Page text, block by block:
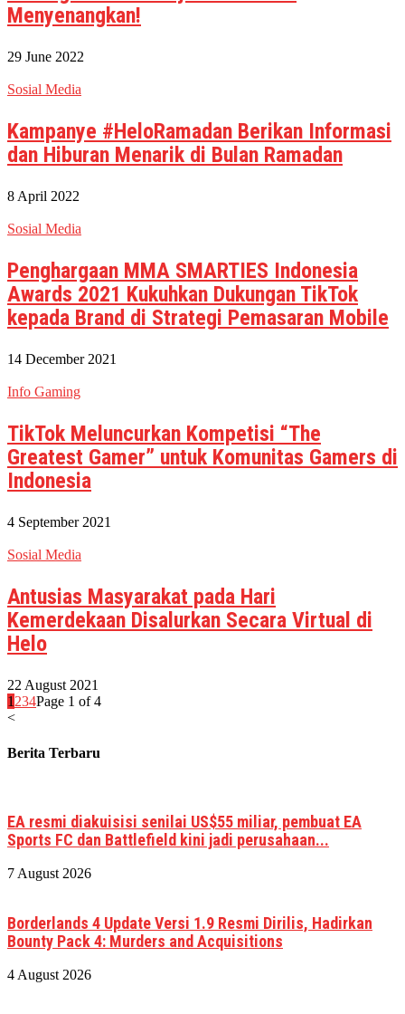
Menyenangkan!
29 June 2022
Sosial Media
Kampanye #HeloRamadan Berikan Informasi
dan Hiburan Menarik di Bulan Ramadan
8 April 2022
Sosial Media
Penghargaan MMA SMARTIES Indonesia
Awards 2021 Kukuhkan Dukungan TikTok
kepada Brand di Strategi Pemasaran Mobile
14 December 2021
Info Gaming
TikTok Meluncurkan Kompetisi “The
Greatest Gamer” untuk Komunitas Gamers di
Indonesia
4 September 2021
Sosial Media
Antusias Masyarakat pada Hari
Kemerdekaan Disalurkan Secara Virtual di
Helo
22 August 2021
1 234Page 1 of 4
<
Berita Terbaru
EA resmi diakuisisi senilai US$55 miliar, pembuat EA
Sports FC dan Battlefield kini jadi perusahaan...
7 August 2026
Borderlands 4 Update Versi 1.9 Resmi Dirilis, Hadirkan
Bounty Pack 4: Murders and Acquisitions
4 August 2026